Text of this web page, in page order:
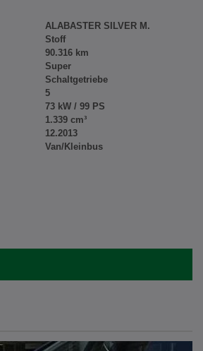
ALABASTER SILVER M.
Stoff
90.316 km
Super
Schaltgetriebe
5
73 kW / 99 PS
1.339 cm³
12.2013
Van/Kleinbus